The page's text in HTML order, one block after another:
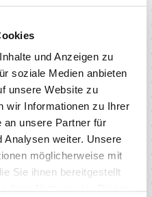
und Anzeigen zu
soziale Medien anbieten
unsere Website zu
wir Informationen zu Ihrer
an unsere Partner für
Analysen weiter. Unsere
möglicherweise mit
Sie ihnen bereitgestellt
handelt - wir
Ihnen, Ihre Vision
wir eng mit
um ihre Visionen und
im Web und in der
wir uns einen Namen als
für Unternehmen